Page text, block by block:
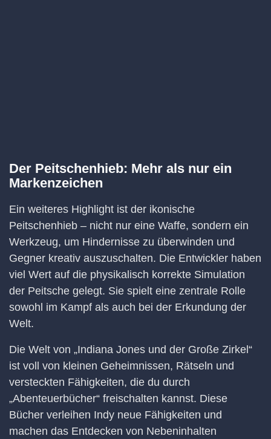
Der Peitschenhieb: Mehr als nur ein
Markenzeichen
Ein weiteres Highlight ist der ikonische
Peitschenhieb – nicht nur eine Waffe, sondern ein
Werkzeug, um Hindernisse zu überwinden und
Gegner kreativ auszuschalten. Die Entwickler haben
viel Wert auf die physikalisch korrekte Simulation
der Peitsche gelegt. Sie spielt eine zentrale Rolle
sowohl im Kampf als auch bei der Erkundung der
Welt.
Die Welt von „Indiana Jones und der Große Zirkel“
ist voll von kleinen Geheimnissen, Rätseln und
versteckten Fähigkeiten, die du durch
„Abenteuerbücher“ freischalten kannst. Diese
Bücher verleihen Indy neue Fähigkeiten und
machen das Entdecken von Nebeninhalten